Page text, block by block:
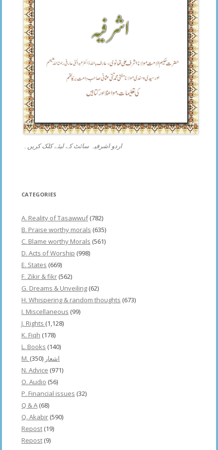
اردو اشرفیہ سائٹ کے لیئے کلک کریں۔
CATEGORIES
A. Reality of Tasawwuf(782)
B. Praise worthy morals (635)
C. Blame worthy Morals (561)
D. Acts of Worship (998)
E. States (669)
F. Zikir & fikr (562)
G. Dreams & Unveiling (62)
H. Whispering & random thoughts (673)
I. Miscellaneous (99)
J. Rights (1,128)
K. Fiqh (178)
L. Books (140)
M. اشعار (350)
N. Advice (971)
O. Audio (56)
P. Financial issues (32)
Q & A (68)
Q. Akabir (590)
Repost (19)
Repost (9)